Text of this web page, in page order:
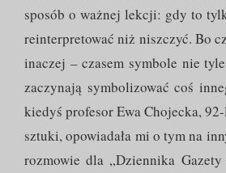
sposób o ważnej lekcji: gdy to
reinterpretować niż niszczyć. Bo
inaczej – czasem symbole nie
zaczynają symbolizować coś
kiedyś profesor Ewa Chojecka,
sztuki, opowiadała mi o tym na
rozmowie dla „Dziennika Gazety